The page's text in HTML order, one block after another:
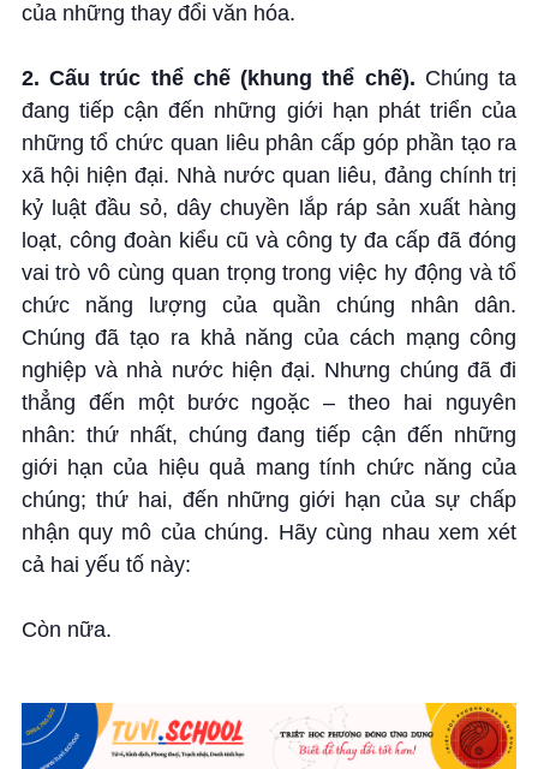
của những thay đổi văn hóa.
2. Cấu trúc thể chế (khung thể chế). Chúng ta
đang tiếp cận đến những giới hạn phát triển của
những tổ chức quan liêu phân cấp góp phần tạo ra
xã hội hiện đại. Nhà nước quan liêu, đảng chính trị
kỷ luật đầu sỏ, dây chuyền lắp ráp sản xuất hàng
loạt, công đoàn kiểu cũ và công ty đa cấp đã đóng
vai trò vô cùng quan trọng trong việc hy động và tổ
chức năng lượng của quần chúng nhân dân.
Chúng đã tạo ra khả năng của cách mạng công
nghiệp và nhà nước hiện đại. Nhưng chúng đã đi
thẳng đến một bước ngoặc – theo hai nguyên
nhân: thứ nhất, chúng đang tiếp cận đến những
giới hạn của hiệu quả mang tính chức năng của
chúng; thứ hai, đến những giới hạn của sự chấp
nhận quy mô của chúng. Hãy cùng nhau xem xét
cả hai yếu tố này:
Còn nữa.